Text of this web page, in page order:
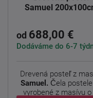
Samuel
od 688,00 €
Dodáváme do 6-7
Drevená posteľ z
Samuel. Čela
vyrobené z masívu o